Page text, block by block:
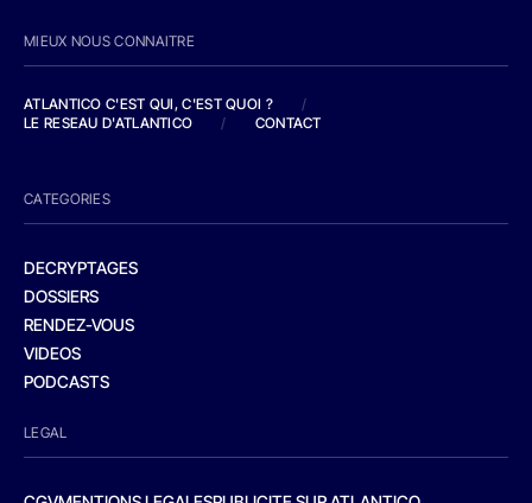
MIEUX NOUS CONNAITRE
ATLANTICO C'EST QUI, C'EST QUOI ?
/
LE RESEAU D'ATLANTICO
/ CONTACT
CATEGORIES
DECRYPTAGES
DOSSIERS
RENDEZ-VOUS
VIDEOS
PODCASTS
LEGAL